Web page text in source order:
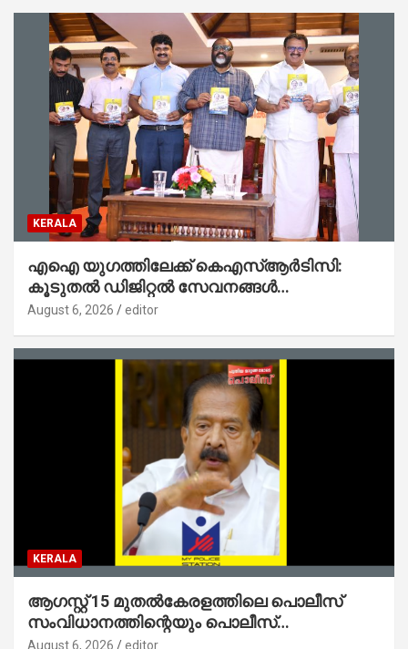
KERALA
എഐ യുഗത്തിലേക്ക് കെഎസ്ആർടിസി:
കൂടുതൽ ഡിജിറ്റൽ സേവനങ്ങൾ
ജനങ്ങളിലേക്കെത്തിക്കും – മന്ത്രി സി പി
August 6, 2026 editor
KERALA
ആഗസ്റ്റ് 15 മുതല്‍കേരളത്തിലെ പൊലീസ്
സംവിധാനത്തിന്റെയും പൊലീസ്
സ്റ്റേഷനുകളുടെയും മുഖഛായ മാറുകയാണ് :
August 6, 2026 editor